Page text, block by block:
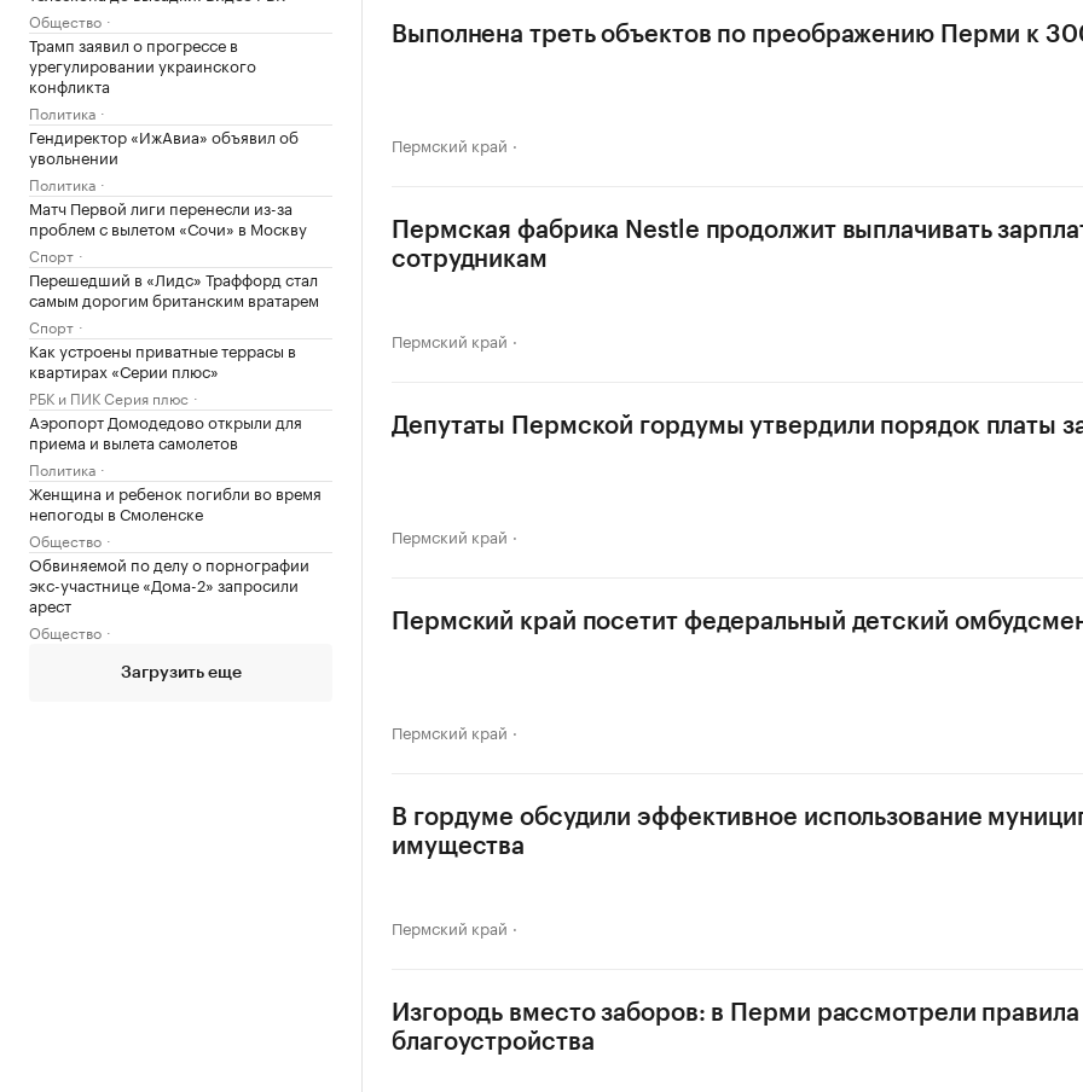
Общество
Трамп заявил о прогрессе в
урегулировании украинского
конфликта
Политика
Гендиректор «ИжАвиа» объявил об
увольнении
Политика
Матч Первой лиги перенесли из-за
проблем с вылетом «Сочи» в Москву
Спорт
Перешедший в «Лидс» Траффорд стал
самым дорогим британским вратарем
Спорт
Как устроены приватные террасы в
квартирах «Серии плюс»
РБК и ПИК Серия плюс
Аэропорт Домодедово открыли для
приема и вылета самолетов
Политика
Женщина и ребенок погибли во время
непогоды в Смоленске
Общество
Обвиняемой по делу о порнографии
экс-участнице «Дома-2» запросили
арест
Общество
Загрузить еще
Выполнена треть объектов по преображению Перми к
Пермский край
Пермская фабрика Nestle продолжит выплачивать
сотрудникам
Пермский край
Депутаты Пермской гордумы утвердили порядок платы
Пермский край
Пермский край посетит федеральный детский
Пермский край
В гордуме обсудили эффективное использование
имущества
Пермский край
Изгородь вместо заборов: в Перми рассмотрели правила
благоустройства